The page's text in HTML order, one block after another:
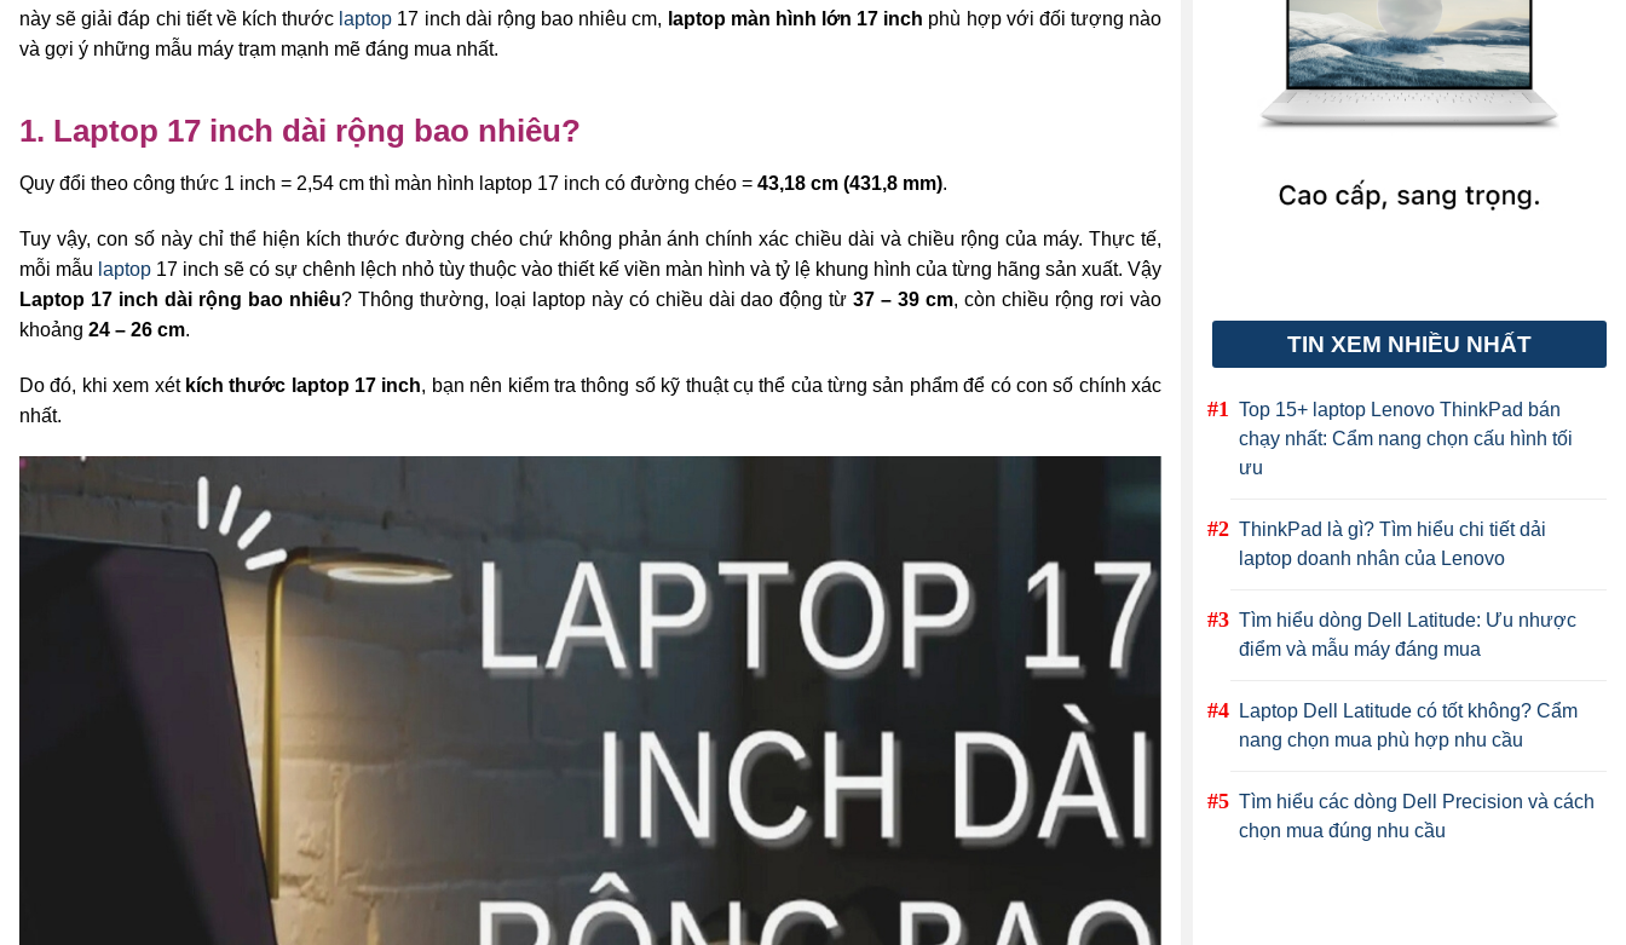
này sẽ giải đáp chi tiết về kích thước laptop 17 inch dài rộng bao nhiêu cm, laptop màn hình lớn 17 inch phù hợp với đối tượng nào
và gợi ý những mẫu máy trạm mạnh mẽ đáng mua nhất.
1. Laptop 17 inch dài rộng bao nhiêu?
Quy đổi theo công thức 1 inch = 2,54 cm thì màn hình laptop 17 inch có đường chéo = 43,18 cm (431,8 mm).
Tuy vậy, con số này chỉ thể hiện kích thước đường chéo chứ không phản ánh chính xác chiều dài và chiều rộng của máy. Thực tế,
mỗi mẫu laptop 17 inch sẽ có sự chênh lệch nhỏ tùy thuộc vào thiết kế viền màn hình và tỷ lệ khung hình của từng hãng sản xuất. Vậy
Laptop 17 inch dài rộng bao nhiêu? Thông thường, loại laptop này có chiều dài dao động từ37 – 39 cm, còn chiều rộng rơi vào
khoảng 24 – 26 cm.
Do đó, khi xem xét kích thước laptop 17 inch, bạn nên kiểm tra thông số kỹ thuật cụ thể của từng sản phẩm để có con số chính xác
nhất.
TIN XEM NHIỀU NHẤT
Top 15+ laptop Lenovo ThinkPad bán
chạy nhất: Cẩm nang chọn cấu hình tối
ưu
ThinkPad là gì? Tìm hiểu chi tiết dải
laptop doanh nhân của Lenovo
Tìm hiểu dòng Dell Latitude: Ưu nhược
điểm và mẫu máy đáng mua
Laptop Dell Latitude có tốt không? Cẩm
nang chọn mua phù hợp nhu cầu
Tìm hiểu các dòng Dell Precision và cách
chọn mua đúng nhu cầu